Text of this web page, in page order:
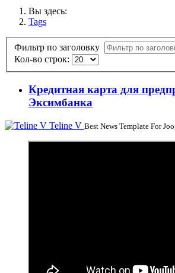
Вы здесь:
Tags
Фильтр по заголовку
Кол-во строк:
Кредитная карта для
Эксимбанка
Teline V Best News Template For